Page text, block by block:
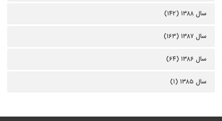
سال ۱۳۸۸ (۱۴۲)
سال ۱۳۸۷ (۱۶۳)
سال ۱۳۸۶ (۶۴)
سال ۱۳۸۵ (۱)